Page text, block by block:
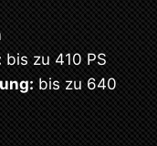
bis zu 410 PS
bis zu 640